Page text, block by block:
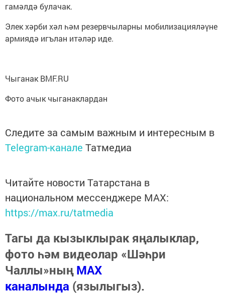
гамәлдә булачак.
Элек хәрби хәл һәм резервчыларны мобилизацияләүне
армиядә игълан итәләр иде.
Чыганак BMF.RU
Фото ачык чыганаклардан
Следите за самым важным и интересным в
Telegram-канале Татмедиа
Читайте новости Татарстана в
национальном мессенджере MАХ:
https://max.ru/tatmedia
Тагы да кызыклырак яңалыклар,
фото һәм видеолар «Шәһри
Чаллы»ныңMAX
каналында (язылыгыз).